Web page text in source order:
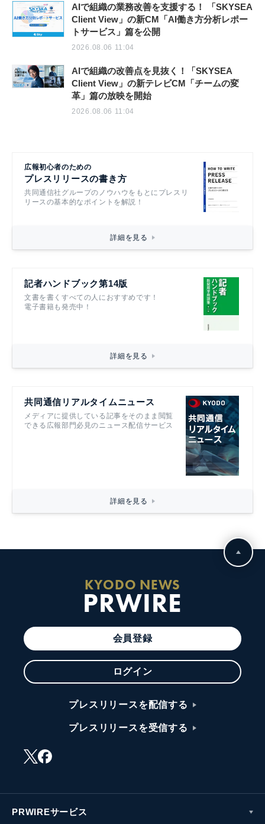
AIで組織の業務改善を支援する！ 「SKYSEA
Client View」の新CM「AI働き方分析レポー
トサービス」篇を公開
2026.08.06 11:04
AIで組織の改善点を見抜く！「SKYSEA
Client View」の新テレビCM「チームの変
革」篇の放映を開始
2026.08.06 11:04
広報初心者のための
プレスリリースの書き方
共同通信社グループのノウハウをもとにプレスリ
リースの基本的なポイントを解説！
詳細を見る
記者ハンドブック第14版
文書を書くすべての人におすすめです！
電子書籍も発売中！
詳細を見る
共同通信リアルタイムニュース
メディアに提供している記事をそのまま閲覧
できる広報部門必見のニュース配信サービス
詳細を見る
KYODO NEWS
PRWIRE
会員登録
ログイン
プレスリリースを配信する
プレスリリースを受信する
PRWIREサービス